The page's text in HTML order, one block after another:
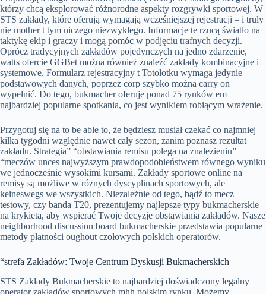
którzy chcą eksplorować różnorodne aspekty rozgrywki sportowej. W
STS zakłady, które oferują wymagają wcześniejszej rejestracji – i truly
nie mother t tym niczego niezwykłego. Informacje te rzucą światło na
taktykę ekip i graczy i mogą pomóc w podjęciu trafnych decyzji.
Oprócz tradycyjnych zakładów pojedynczych na jedno zdarzenie,
watts ofercie GGBet można również znaleźć zakłady kombinacyjne i
systemowe. Formularz rejestracyjny t Totolotku wymaga jedynie
podstawowych danych, poprzez corp szybko można carry on
wypełnić. Do tego, bukmacher oferuje ponad 75 rynków em
najbardziej popularne spotkania, co jest wynikiem robiącym wrażenie.
Przygotuj się na to be able to, że będziesz musiał czekać co najmniej
kilka tygodni względnie nawet cały sezon, zanim poznasz rezultat
zakładu. Strategia” “obstawiania remisu polega na znalezieniu”
“meczów unces najwyższym prawdopodobieństwem równego wyniku
we jednocześnie wysokimi kursami. Zakłady sportowe online na
remisy są możliwe w różnych dyscyplinach sportowych, ale
keineswegs we wszystkich. Niezależnie od tego, bądź to mecz
testowy, czy banda T20, prezentujemy najlepsze typy bukmacherskie
na krykieta, aby wspierać Twoje decyzje obstawiania zakładów. Nasze
neighborhood discussion board bukmacherskie przedstawia popularne
metody płatności oughout czołowych polskich operatorów.
“strefa Zakładów: Twoje Centrum Dyskusji Bukmacherskich
STS Zakłady Bukmacherskie to najbardziej doświadczony legalny
operator zakładów sportowych mhh polskim rynku. Możemy